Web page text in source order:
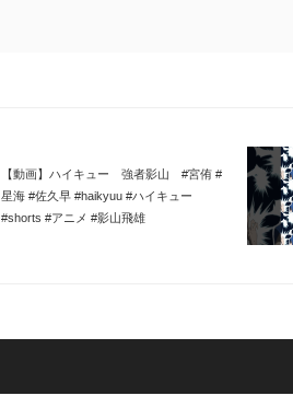
【動画】ハイキュー 強者影山 #宮侑 #
星海 #佐久早 #haikyuu #ハイキュー
#shorts #アニメ #影山飛雄